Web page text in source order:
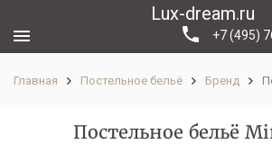
Lux-dream.ru
+7 (495)
Главная Постельное бельё Бренд
Постельное бельё